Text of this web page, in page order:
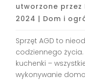
utworzone przez
2024 | Dom i
Sprzęt AGD to
codziennego życia.
kuchenki –
wykonywanie